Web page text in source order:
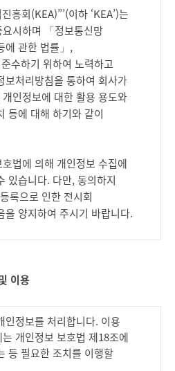
흥회(KEA)”’(이하 ‘KEA’)는
시하며 「정보통신망
에 관한 법률」,
수하기 위하여 노력하고
보처리방침을 통하여 회사가
인정보에 대한 활용 용도와
등에 대해 하기와 같이
법에 의해 개인정보 수집에
있습니다. 다만, 동의하지
록으로 인한 전시회
을 양지하여 주시기 바랍니다.
이용
인정보를 처리합니다. 이용
개인정보 보호법 제18조에
등 필요한 조치를 이행할